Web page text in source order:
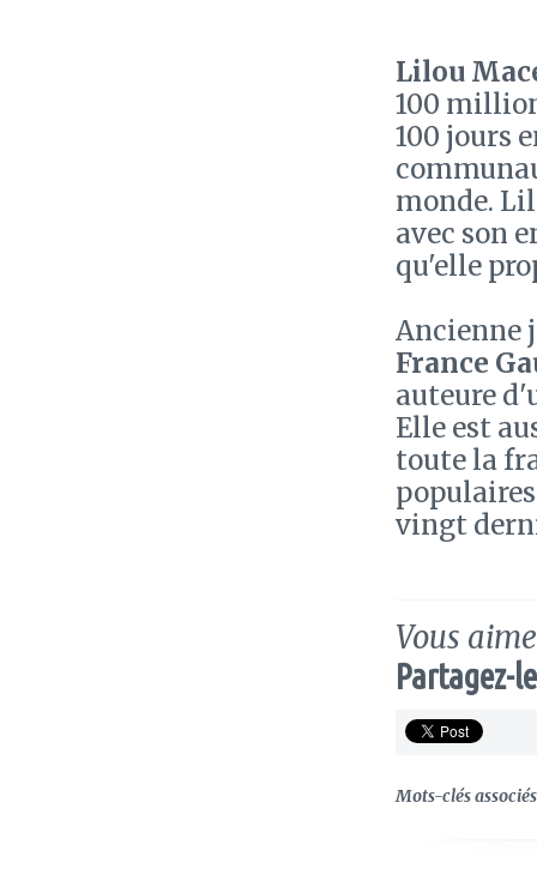
Lilou
100
100 jours
monde.
avec son
qu'elle
Ancienne
France
auteure
Elle est
toute la
populaires
vingt
Vous
Partagez-
Mots-clés